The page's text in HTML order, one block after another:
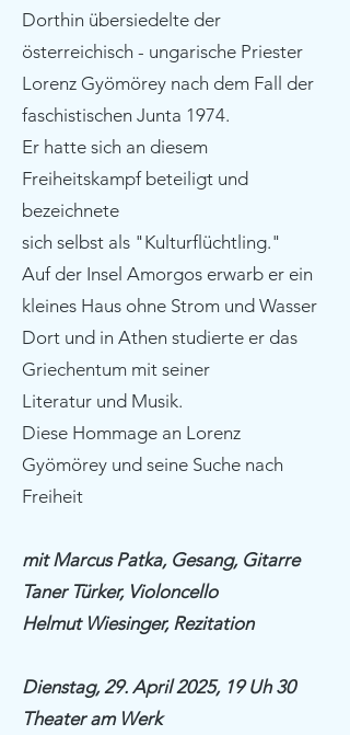
Dorthin übersiedelte der
österreichisch - ungarische Priester
Lorenz Gyömörey nach dem Fall der
faschistischen Junta 1974.
Er hatte sich an diesem
Freiheitskampf beteiligt und
bezeichnete
sich selbst als "Kulturflüchtling."
Auf der Insel Amorgos erwarb er ein
kleines Haus ohne Strom und Wasser
Dort und in Athen studierte er das
Griechentum mit seiner
Literatur und Musik.
Diese Hommage an Lorenz
Gyömörey und seine Suche nach
Freiheit
mit Marcus Patka, Gesang, Gitarre
Taner Türker, Violoncello
Helmut Wiesinger, Rezitation
Dienstag, 29. April 2025, 19 Uh 30
Theater am Werk